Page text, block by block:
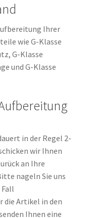
Ihrer
wie G-Klasse
G-Klasse
und G-Klasse
in der Regel 2-
wir Ihnen
an Ihre
nageln Sie uns
die Artikel in den
Ihnen eine